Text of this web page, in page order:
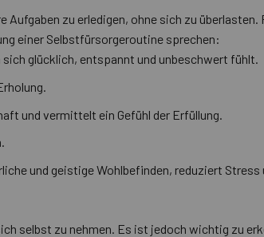
zu erledigen, ohne sich zu überlasten.
einer Selbstfürsorgeroutine sprechen:
glücklich, entspannt und unbeschwert fühlt.
und vermittelt ein Gefühl der Erfüllung.
und geistige Wohlbefinden, reduziert
selbst zu nehmen. Es ist jedoch wichtig zu